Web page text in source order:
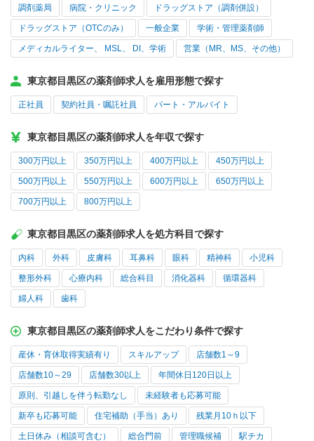
調剤薬局 病院・クリニック ドラッグストア（調剤併設）
ドラッグストア（OTCのみ） 一般企業 学術・管理薬剤師
メディカルライター、 MSL、 DI、学術 営業（MR、MS、その他）
東京都目黒区の薬剤師求人を雇用形態で探す
正社員 契約社員・嘱託社員 パート・アルバイト
東京都目黒区の薬剤師求人を年収で探す
300万円以上 350万円以上 400万円以上 450万円以上
500万円以上 550万円以上 600万円以上 650万円以上
700万円以上 800万円以上
東京都目黒区の薬剤師求人を処方科目で探す
内科 外科 皮膚科 耳鼻科 眼科 精神科 小児科
整形外科 心療内科 総合科目 消化器科 循環器科
婦人科 歯科
東京都目黒区の薬剤師求人をこだわり条件で探す
産休・育休取得実績有り スキルアップ 店舗数1～9
店舗数10～29 店舗数30以上 年間休日120日以上
原則、引越しを伴う転勤なし 未経験者も応募可能
新卒も応募可能 住宅補助（手当）あり 残業月10ｈ以下
土日休み（相談可含む） 総合門前 管理職候補 駅チカ